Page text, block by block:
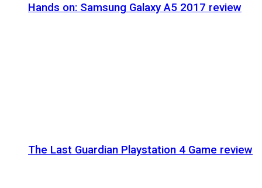
Hands on: Samsung Galaxy A5 2017 review
The Last Guardian Playstation 4 Game review